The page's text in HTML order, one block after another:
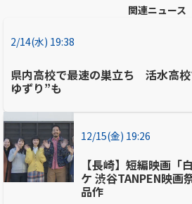
関連ニュース
2/14(水) 19:38
県内高校で最速の巣立ち 活水高
ゆずり”も
12/15(金) 19:26
【長崎】短編映画「
ケ 渋谷TANPEN映画
品作